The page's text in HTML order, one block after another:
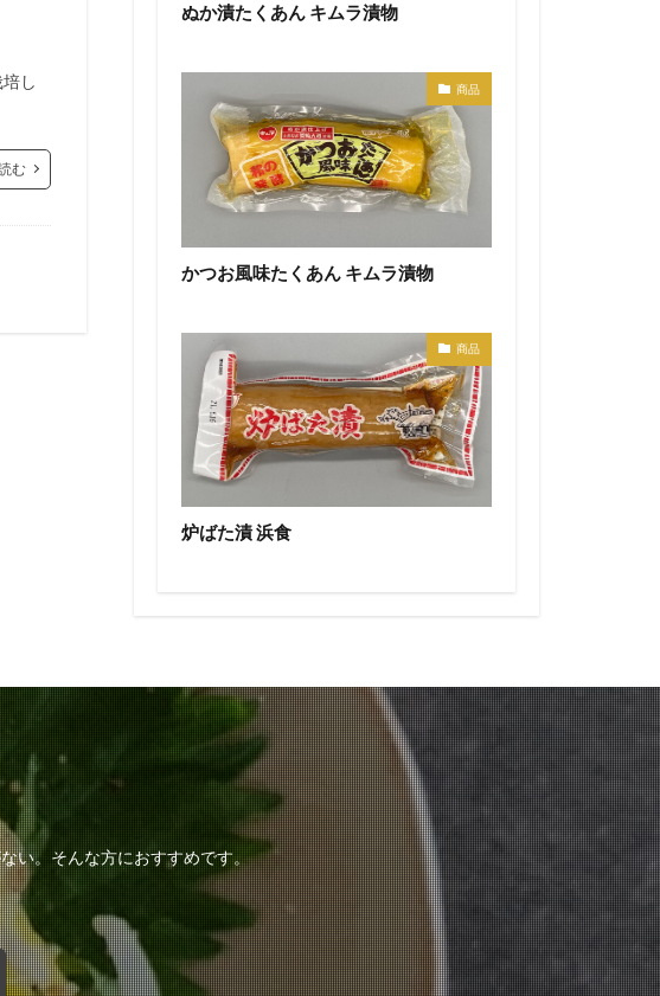
し
む
ぬか漬たくあん キムラ漬物
商品
かつお風味たくあん キムラ漬物
商品
炉ばた漬 浜食
い。そんな方におすすめです。